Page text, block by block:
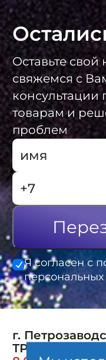
Оставьте
свяжемся с
консультации
товарам и
проблем
Я согласен с
г.
ТРК Лотос-